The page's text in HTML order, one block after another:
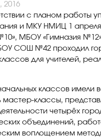
2016
с планом работы
и МКУ НМИЦ 1
МБОУ «Гимназия
СОШ №42 проходил
для учителей,
классов имели
мастер-классы,
четырёх
объединений,
воплощением